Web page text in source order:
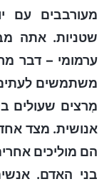
מעורבבים עם
שטניות. אתה
ערמומי – דבר
משתמשים לעתים
מְרצים שעולים
אנושית. מצד
הם מוליכים
בני האדם.